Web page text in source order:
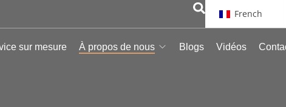
French
sur mesure À propos de nous Blogs Vidéos